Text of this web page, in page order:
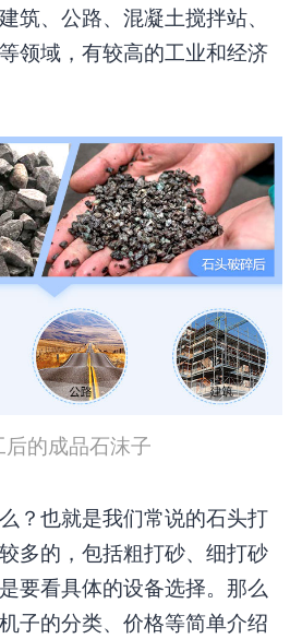
筑、公路、混凝土搅拌站、
领域，有较高的工业和经济
后的成品石沫子
？也就是我们常说的石头打
多的，包括粗打砂、细打砂
要看具体的设备选择。那么
子的分类、价格等简单介绍